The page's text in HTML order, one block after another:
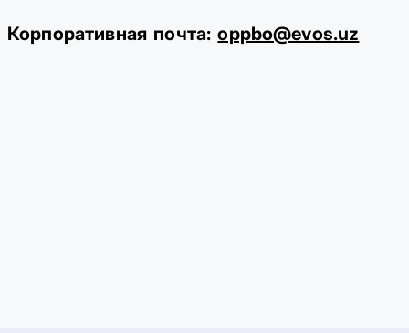
Корпоративная почта: oppbo@evos.uz